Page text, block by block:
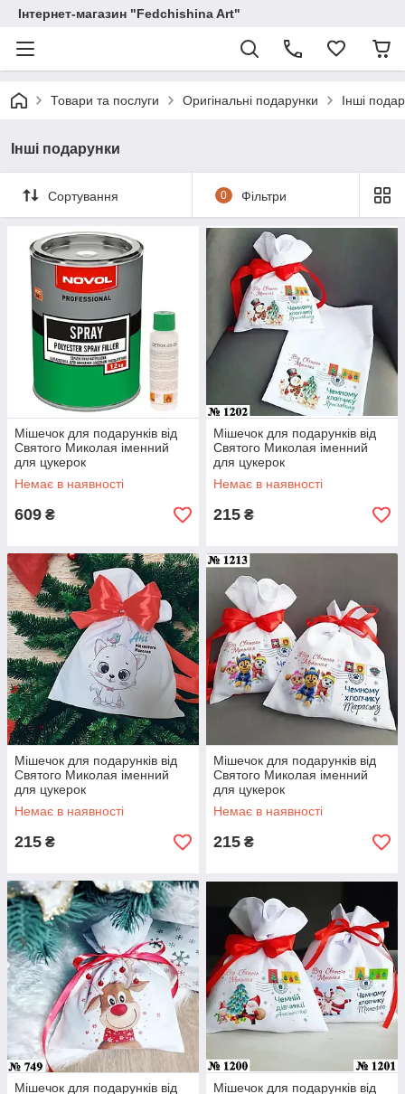
Інтернет-магазин "Fedchishina Art"
Товари та послуги Оригінальні подарунки Інші
Інші подарунки
Сортування 0 Фільтри
Мішечок для подарунків від
Святого Миколая іменний
для цукерок
Немає в наявності
609 ₴
Мішечок для подарунків від
Святого Миколая іменний
для цукерок
Немає в наявності
215 ₴
Мішечок для подарунків від
Святого Миколая іменний
для цукерок
Немає в наявності
215 ₴
Мішечок для подарунків від
Святого Миколая іменний
для цукерок
Немає в наявності
215 ₴
Мішечок для подарунків від
Мішечок для подарунків від